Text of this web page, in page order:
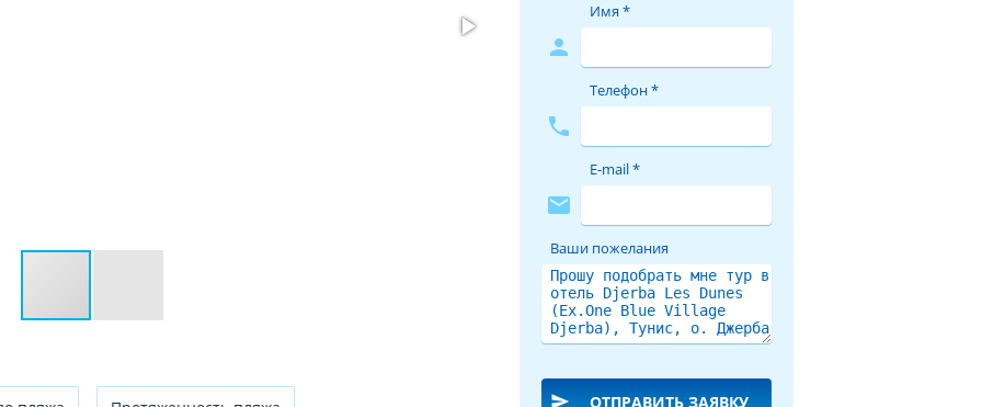
person
Имя *
phone
Телефон *
mail
E-mail *
Ваши пожелания
send ОТПРАВИТЬ ЗАЯВКУ